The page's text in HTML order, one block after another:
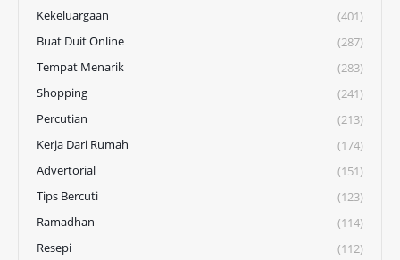
Kekeluargaan
(401)
Buat Duit Online
(287)
Tempat Menarik
(283)
Shopping
(241)
Percutian
(213)
Kerja Dari Rumah
(174)
Advertorial
(151)
Tips Bercuti
(123)
Ramadhan
(114)
Resepi
(112)